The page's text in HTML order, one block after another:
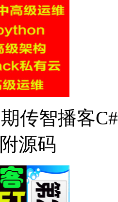
传智播客
源码